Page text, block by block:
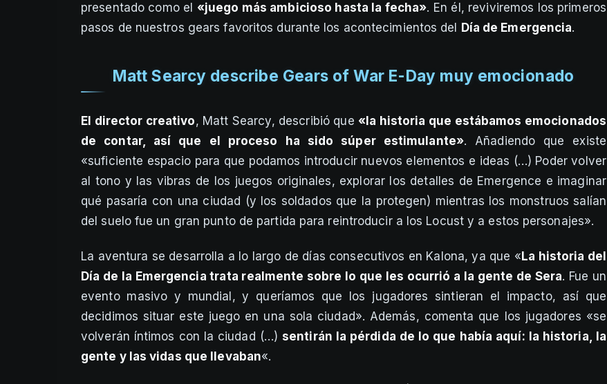
presentado como el «juego más ambicioso hasta la fecha». En él, reviviremos los primeros
pasos de nuestros gears favoritos durante los acontecimientos del
Día de Emergencia.
Matt Searcy describe Gears of War E-Day muy emocionado
El director creativo, Matt Searcy, describió que «la historia que estábamos emocionados
de contar, así que el proceso ha sido súper estimulante». Añadiendo que existe
«suficiente espacio para que podamos introducir nuevos elementos e ideas (…) Poder volver
al tono y las vibras de los juegos originales, explorar los detalles de Emergence e imaginar
qué pasaría con una ciudad (y los soldados que la protegen) mientras los monstruos salían
del suelo fue un gran punto de partida para reintroducir a los Locust y a estos personajes».
La aventura se desarrolla a lo largo de días consecutivos en Kalona, ya que « La historia del
Día de la Emergencia trata realmente sobre lo que les ocurrió a la gente de Sera. Fue un
evento masivo y mundial, y queríamos que los jugadores sintieran el impacto, así que
decidimos situar este juego en una sola ciudad». Además, comenta que los jugadores «se
volverán íntimos con la ciudad (…)sentirán la pérdida de lo que había aquí: la historia, la
gente y las vidas que llevaban«.